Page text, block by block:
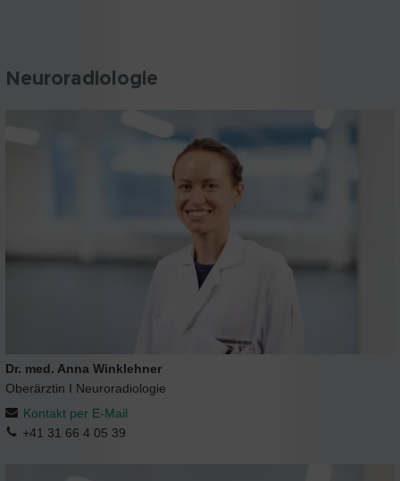
Neuroradiologie
Dr. med. Anna Winklehner
Oberärztin I Neuroradiologie
Kontakt per E-Mail
+41 31 66 4 05 39